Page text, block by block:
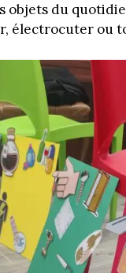
objets du
électrocuter ou